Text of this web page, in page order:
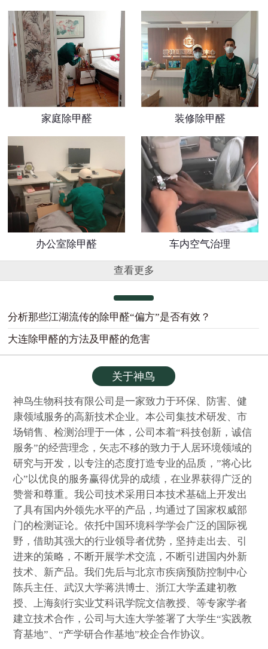
家庭除甲醛 装修除甲醛
办公室除甲醛 车内空气治理
查看更多
分析那些江湖流传的除甲醛“偏方”是否有效？
大连除甲醛的方法及甲醛的危害
关于神鸟
神鸟生物科技有限公司是一家致力于环保、防害、健
康领域服务的高新技术企业。本公司集技术研发、市
场销售、检测治理于一体，公司本着“科技创新，诚信
服务”的经营理念，矢志不移的致力于人居环境领域的
研究与开发，以专注的态度打造专业的品质，”将心比
心”以优良的服务赢得优异的成绩，在业界获得广泛的
赞誉和尊重。我公司技术采用日本技术基础上开发出
了具有国内外领先水平的产品，均通过了国家权威部
门的检测证论。依托中国环境科学学会广泛的国际视
野，借助其强大的行业领导者优势，坚持走出去、引
进来的策略，不断开展学术交流，不断引进国内外新
技术、新产品。我们先后与北京市疾病预防控制中心
陈兵主任、武汉大学蒋洪博士、浙江大学孟建初教
授、上海刻行实业艾科讯学院文信教授、等专家学者
建立技术合作，公司与大连大学签署了大学生“实践教
育基地”、“产学研合作基地”校企合作协议。